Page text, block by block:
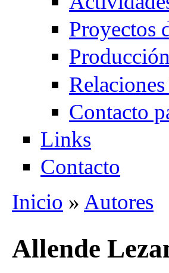
Proyectos
Contacto
Links
Contacto
Se encuentra usted aquí
Inicio » Autores
Allende